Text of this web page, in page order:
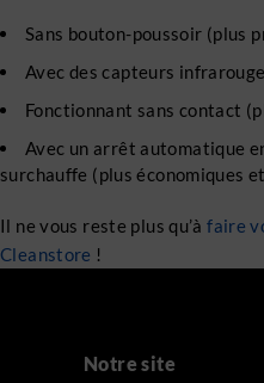
Sans bouton-poussoir (plus
Avec des capteurs
Fonctionnant sans contact
Avec un arrêt automatique
surchauffe (plus économiques
Il ne vous reste plus qu’à faire
Cleanstore !
Notre site